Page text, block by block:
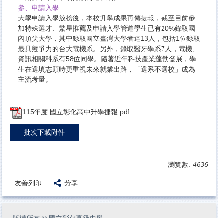
參、申請入學
大學申請入學放榜後，本校升學成果再傳捷報，截至目前參
加特殊選才、繁星推薦及申請入學管道學生已有20%錄取國
內頂尖大學，其中錄取國立臺灣大學者達13人，包括1位錄取
最具競爭力的台大電機系。另外，錄取醫牙學系7人，電機、
資訊相關科系有58位同學。隨著近年科技產業蓬勃發展，學
生在選填志願時更重視未來就業出路，「選系不選校」成為
主流考量。
115年度 國立彰化高中升學捷報.pdf
批次下載附件
瀏覽數: 4636
友善列印 分享